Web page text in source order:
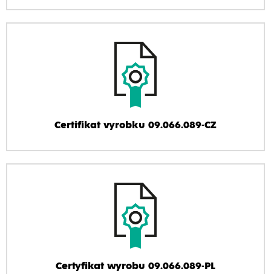
Certifikat vyrobku 09.066.089-CZ
Certyfikat wyrobu 09.066.089-PL